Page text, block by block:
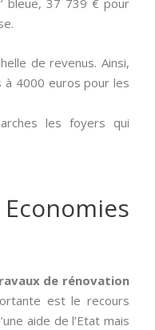
bleue, 37 739 € pour
de revenus. Ainsi,
à 4000 euros pour les
les foyers qui
de rénovation
est le recours
aide de l’Etat mais